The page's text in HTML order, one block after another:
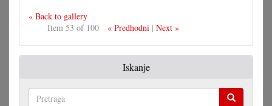
« Back to gallery
Item 53 of 100
« Predhodni| Next »
Iskanje